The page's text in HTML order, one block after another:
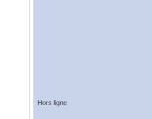
Hors ligne